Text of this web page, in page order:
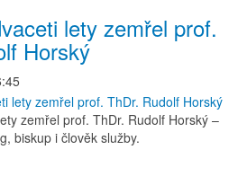
lety zemřel prof.
Horský
zemřel prof. ThDr. Rudolf Horský –
biskup i člověk služby.